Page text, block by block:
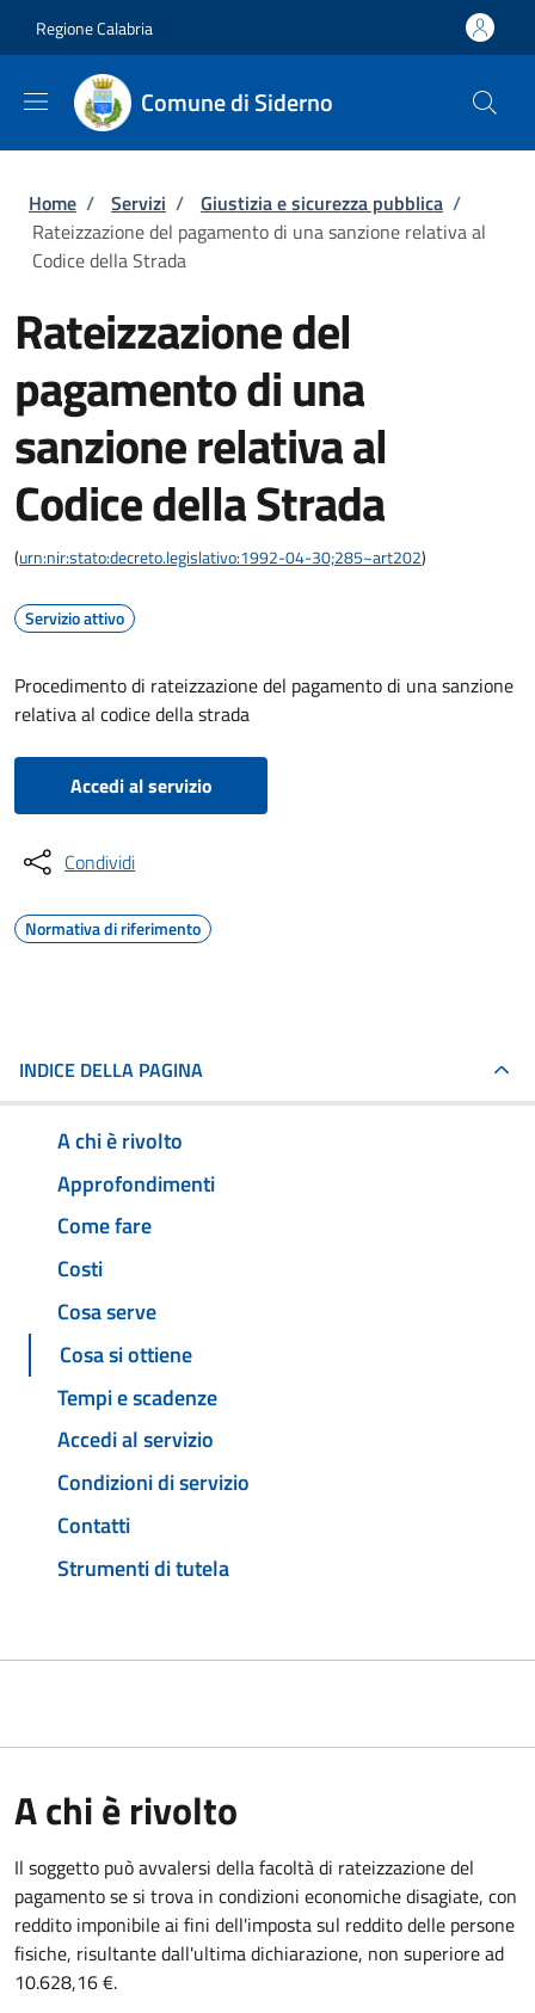
Regione Calabria
Comune di Siderno
Briciole di pane
Home / Servizi / Giustizia e sicurezza pubblica /
Rateizzazione del pagamento di una sanzione relativa al
Codice della Strada
Rateizzazione del
pagamento di una
sanzione relativa al
Codice della Strada
(urn:nir:stato:decreto.legislativo:1992-04-30;285~art202)
Servizio attivo
Procedimento di rateizzazione del pagamento di una sanzione
relativa al codice della strada
Accedi al servizio
Condividi
Normativa di riferimento
INDICE DELLA PAGINA
A chi è rivolto
Approfondimenti
Come fare
Costi
Cosa serve
Cosa si ottiene
Tempi e scadenze
Accedi al servizio
Condizioni di servizio
Contatti
Strumenti di tutela
A chi è rivolto
Il soggetto può avvalersi della facoltà di rateizzazione del
pagamento se si trova in condizioni economiche disagiate, con
reddito imponibile ai fini dell'imposta sul reddito delle persone
fisiche, risultante dall'ultima dichiarazione, non superiore ad
10.628,16 €.